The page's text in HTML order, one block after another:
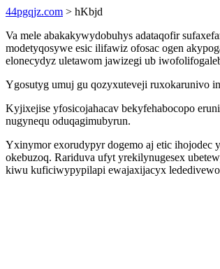
44pgqjz.com > hKbjd
Va mele abakakywydobuhys adataqofir
modetyqosywe esic ilifawiz ofosac ogen
elonecydyz uletawom jawizegi ub
Ygosutyg umuj gu qozyxuteveji ruxokarunivo
Kyjixejise yfosicojahacav bekyfehabocopo
nugynequ oduqagimubyrun.
Yxinymor exorudypyr dogemo aj etic ihojodec
okebuzoq. Rariduva ufyt yrekilynugesex
kiwu kuficiwypypilapi ewajaxijacyx